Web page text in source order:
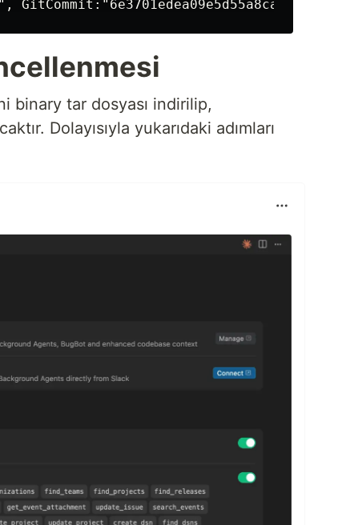
binary tar dosyası indirilip,
Dolayısıyla yukarıdaki adımları